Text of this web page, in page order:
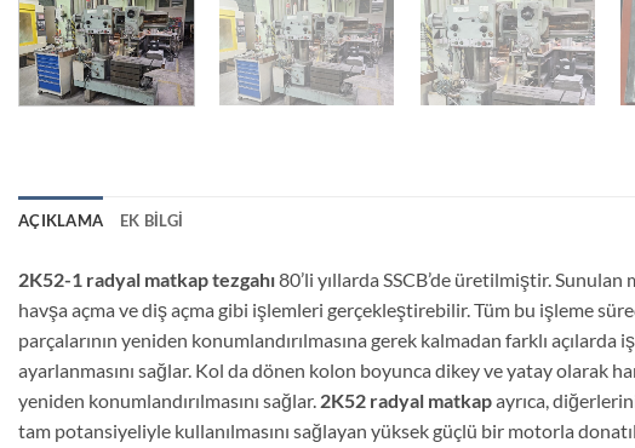
AÇIKLAMA EK BILGI
2K52-1 radyal matkap tezgahı80’li yıllarda SSCB’de üretilmiştir.
havşa açma ve diş açma gibi işlemleri gerçekleştirebilir. Tüm bu işleme
parçalarının yeniden konumlandırılmasına gerek kalmadan farklı
ayarlanmasını sağlar. Kol da dönen kolon boyunca dikey ve yatay olarak
yeniden konumlandırılmasını sağlar. 2K52 radyal matkapayrıca,
tam potansiyeliyle kullanılmasını sağlayan yüksek güçlü bir motorla